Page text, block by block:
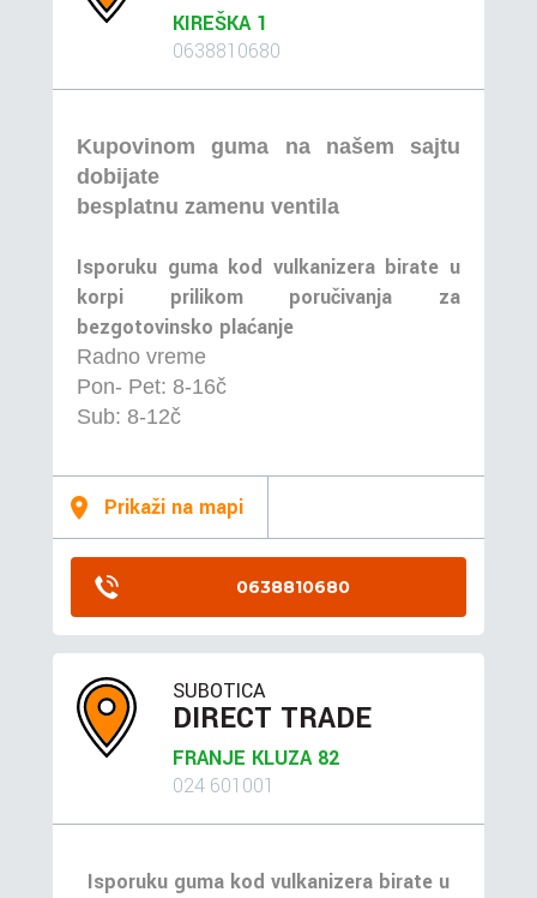
KIREŠKA 1
0638810680
Kupovinom guma na našem sajtu
dobijate
besplatnu zamenu ventila
Isporuku guma kod vulkanizera birate u
korpi prilikom poručivanja za
bezgotovinsko plaćanje
Radno vreme
Pon- Pet: 8-16č
Sub: 8-12č
Prikaži na mapi
0638810680
SUBOTICA
DIRECT TRADE
FRANJE KLUZA 82
024 601001
Isporuku guma kod vulkanizera birate u